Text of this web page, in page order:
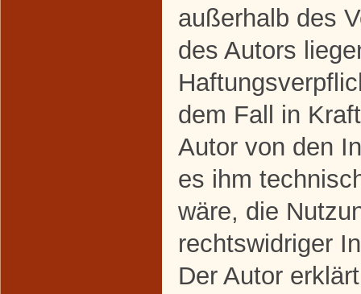
außerhalb des
des Autors
dem Fall in
Autor von den
es ihm
wäre, die
rechtswidriger
Der Autor